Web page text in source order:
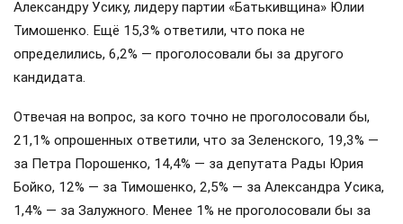
Александру Усику, лидеру партии «Батькивщина» Юлии
Тимошенко. Ещё 15,3% ответили, что пока не
определились, 6,2% — проголосовали бы за другого
кандидата.
Отвечая на вопрос, за кого точно не проголосовали бы,
21,1% опрошенных ответили, что за Зеленского, 19,3% —
за Петра Порошенко, 14,4% — за депутата Рады Юрия
Бойко, 12% — за Тимошенко, 2,5% — за Александра Усика,
1,4% — за Залужного. Менее 1% не проголосовали бы за